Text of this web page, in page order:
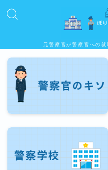
元警察官が警察官への
警察官のキソ
公務員試験合格ノウハウ
警察官Q&A